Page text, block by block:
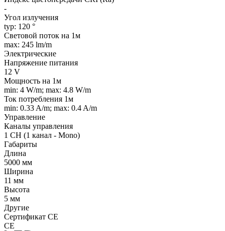
-
Угол излучения
typ: 120 °
Световой поток на 1м
max: 245 lm/m
Электрические
Напряжение питания
12 V
Мощность на 1м
min: 4 W/m; max: 4.8 W/m
Ток потребления 1м
min: 0.33 A/m; max: 0.4 A/m
Управление
Каналы управления
1 CH (1 канал - Mono)
Габариты
Длина
5000 мм
Ширина
11 мм
Высота
5 мм
Другие
Сертификат CE
CE